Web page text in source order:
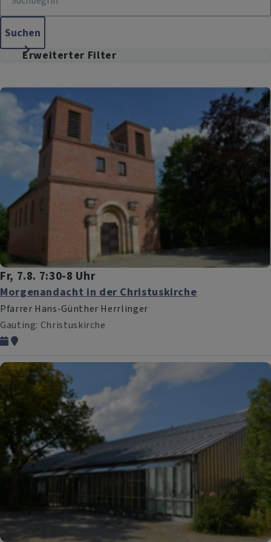
Erweiterter Filter
Fr, 7.8. 7:30-8 Uhr
Morgenandacht in der Christuskirche
Pfarrer Hans-Günther Herrlinger
Gauting Christuskirche